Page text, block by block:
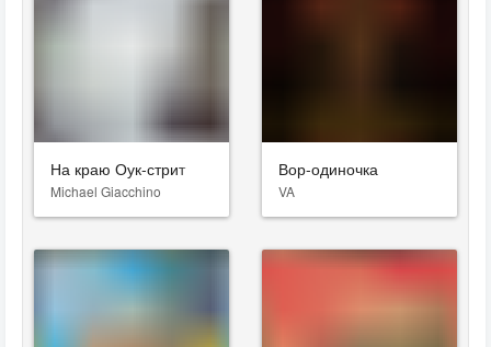
На краю Оук-стрит
Michael Giacchino
Вор-одиночка
VA